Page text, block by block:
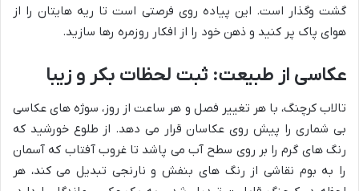
گشت وگذار است. این پیاده روی فرصتی است تا ریه هایتان را از
هوای پاک پر کنید و ذهن خود را از افکار روزمره رها سازید.
عکاسی از طبیعت: ثبت لحظات بکر و زیبا
تالاب کرچنگ، با هر تغییر فصل و هر ساعت از روز، سوژه های عکاسی
بی شماری را پیش روی عکاسان قرار می دهد. از طلوع خورشید که
رنگ های گرم را بر روی سطح آب می پاشد تا غروب آفتاب که آسمان
را به بوم نقاشی از رنگ های بنفش و نارنجی تبدیل می کند، هر